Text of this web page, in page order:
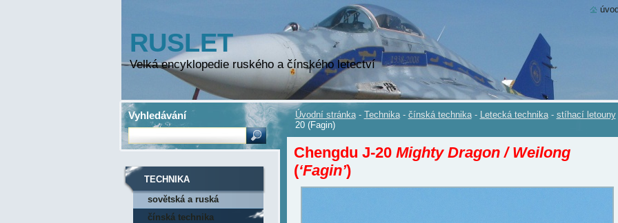
RUSLET
Velká encyklopedie ruského a čínského letectví
Úvodní stránka - Technika - čínská technika - Letecká technika - stíhací letouny
20 (Fagin)
Chengdu J-20 Mighty Dragon / Weilong
(‘Fagin’)
TECHNIKA
sovětská a ruská
technika
čínská technika
Vyhledávání